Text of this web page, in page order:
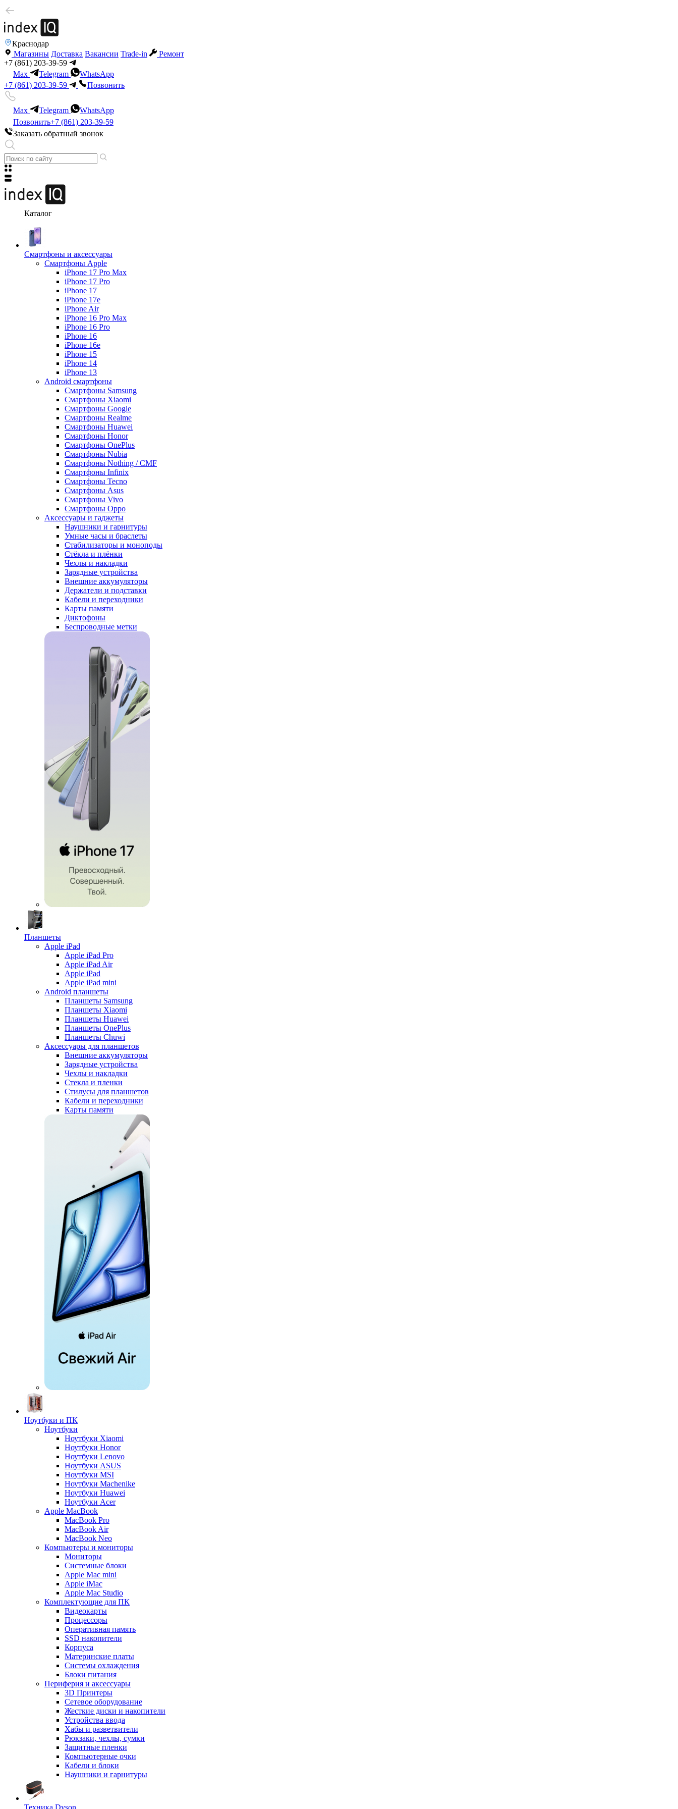
Краснодар
Магазины Доставка Вакансии Trade-in
Ремонт
+7 (861) 203-39-59
Max
Telegram
WhatsApp
+7 (861) 203-39-59
Позвонить
Max Telegram
WhatsApp
Позвонить+7 (861) 203-39-59
Заказать обратный звонок
Каталог
Смартфоны и аксессуары
Смартфоны Apple
iPhone 17 Pro Max
iPhone 17 Pro
iPhone 17
iPhone 17e
iPhone Air
iPhone 16 Pro Max
iPhone 16 Pro
iPhone 16
iPhone 16e
iPhone 15
iPhone 14
iPhone 13
Android cмартфоны
Смартфоны Samsung
Смартфоны Xiaomi
Смартфоны Google
Смартфоны Realme
Смартфоны Huawei
Смартфоны Honor
Смартфоны OnePlus
Смартфоны Nubia
Смартфоны Nothing / CMF
Смартфоны Infinix
Смартфоны Tecno
Смартфоны Asus
Смартфоны Vivo
Смартфоны Oppo
Аксессуары и гаджеты
Наушники и гарнитуры
Умные часы и браслеты
Стабилизаторы и моноподы
Стёкла и плёнки
Чехлы и накладки
Зарядные устройства
Внешние аккумуляторы
Держатели и подставки
Кабели и переходники
Карты памяти
Диктофоны
Беспроводные метки
Планшеты
Apple iPad
Apple iPad Pro
Apple iPad Air
Apple iPad
Apple iPad mini
Android планшеты
Планшеты Samsung
Планшеты Xiaomi
Планшеты Huawei
Планшеты OnePlus
Планшеты Chuwi
Аксессуары для планшетов
Внешние аккумуляторы
Зарядные устройства
Чехлы и накладки
Стекла и пленки
Стилусы для планшетов
Кабели и переходники
Карты памяти
Ноутбуки и ПК
Ноутбуки
Ноутбуки Xiaomi
Ноутбуки Honor
Ноутбуки Lenovo
Ноутбуки ASUS
Ноутбуки MSI
Ноутбуки Machenike
Ноутбуки Huawei
Ноутбуки Acer
Apple MacBook
MacBook Pro
MacBook Air
MacBook Neo
Компьютеры и мониторы
Мониторы
Системные блоки
Apple Mac mini
Apple iMac
Apple Mac Studio
Комплектующие для ПК
Видеокарты
Процессоры
Оперативная память
SSD накопители
Корпуса
Материнские платы
Системы охлаждения
Блоки питания
Периферия и аксессуары
3D Принтеры
Сетевое оборудование
Жесткие диски и накопители
Устройства ввода
Хабы и разветвители
Рюкзаки, чехлы, сумки
Защитные пленки
Компьютерные очки
Кабели и блоки
Наушники и гарнитуры
Техника Dyson